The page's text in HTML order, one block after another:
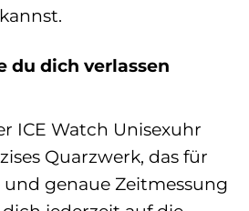
du dich verlassen
ICE Watch Unisexuhr
Quarzwerk, das für
und genaue Zeitmessung